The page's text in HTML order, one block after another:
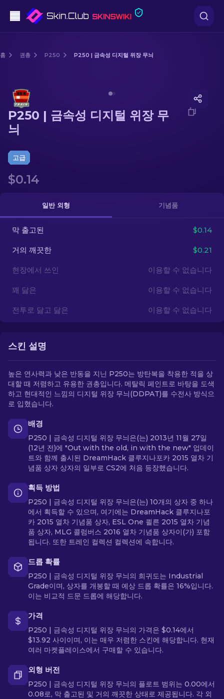
돌격소총
저격소총
기타
KO
홈 권총 P250 P250 | 금속성 디지털 위장 무늬
P250 | 금속성 디지털 위장 무
늬
고급
$0.14
일반 외형 기념품
막 출고된 $0.14
거의 깨끗한 $0.21
현장에서 쓰인 이용할 수 없습니다
꽤 닳은 이용할 수 없습니다
전투로 닳고 닳은 이용할 수 없습니다
스킨 설명
높은 연사력과 낮은 반동을 지닌 P250는 방탄복을 착용한 적을 상
대할 때 저렴하고 유용한 권총입니다. 메탈릭 페인트로 바탕을 도색
하고 현대적인 느낌의 디지털 위장 무늬(DDPAT)를 수전사 방식으
로 입혔습니다.
배경
P250 | 금속성 디지털 위장 무늬은(는) 2013년 11월 27일
(12년 전)에 "Out with the old, in with the new" 업데이
트와 함께 출시된 DreamHack 클루지나포카 2015 열차 기
념품 상자 상자의 일부로 CS2에 처음 등장했습니다.
획득 방법
P250 | 금속성 디지털 위장 무늬은(는) 10개의 상자 중 하나
에서 획득할 수 있으며, 여기에는 DreamHack 클루지나포
카 2015 열차 기념품 상자, ESL One 쾰른 2015 열차 기념
품 상자, MLG 콜럼버스 2016 열차 기념품 상자이(가) 포함
됩니다. 또한 트레인 컬렉션 컬렉션에 속합니다.
드롭 확률
P250 | 금속성 디지털 위장 무늬의 희귀도는 Industrial
Grade이며, 상자를 개봉할 때 예상 드롭 확률은 16%입니다.
이는 비교적 드문 드롭에 해당합니다.
가격
P250 | 금속성 디지털 위장 무늬의 가격은 $0.14에서
$13.92 사이이며, 이는 매우 저렴한 스킨에 해당합니다. 현재
여러 마켓플레이스에서 구매할 수 있습니다.
외형 버전
P250 | 금속성 디지털 위장 무늬의 플로트 범위는 0.00에서
0.08로, 막 출고된 및 거의 깨끗한 상태로 제공됩니다. 각 외